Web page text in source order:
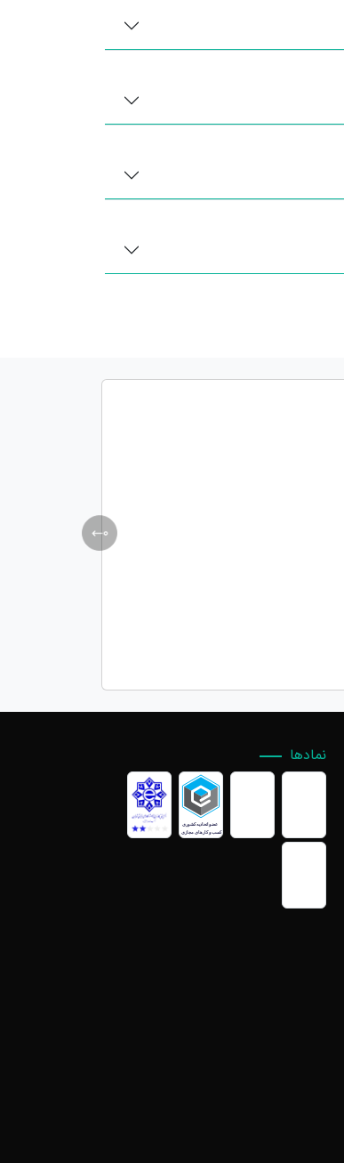
نمادها